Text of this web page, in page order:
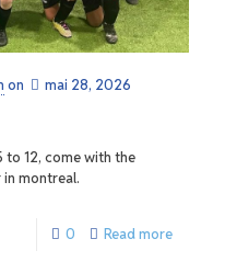
on mai 28, 2026
to 12, come with the
montreal.
0 Read more